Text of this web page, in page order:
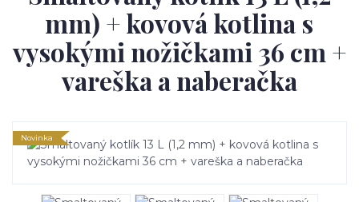
mm) + kovová kotlina s
vysokými nožičkami 36 cm +
vareška a naberačka
Novinka